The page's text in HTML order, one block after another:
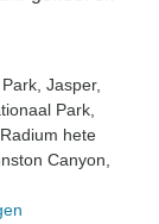
, Jasper,
Park
, Radium hete
Canyon